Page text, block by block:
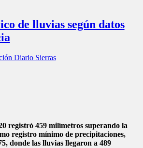
de lluvias según datos
Diario Sierras
registró 459 milímetros superando la
registro mínimo de precipitaciones,
donde las lluvias llegaron a 489